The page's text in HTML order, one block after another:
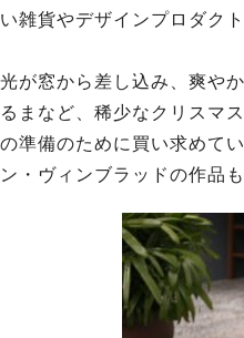
雑貨やデザインプロダク
が窓から差し込み、爽や
まなど、稀少なクリスマ
準備のために買い求めて
・ヴィンブラッドの作品